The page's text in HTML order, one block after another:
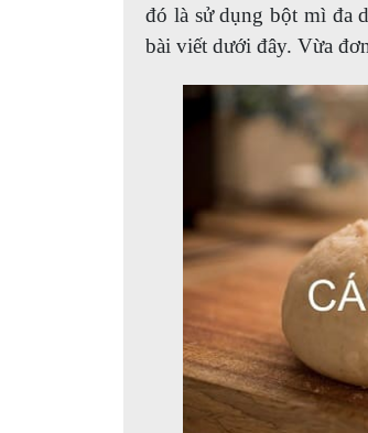
đó là sử dụng bột mì đa
bài viết dưới đây. Vừa